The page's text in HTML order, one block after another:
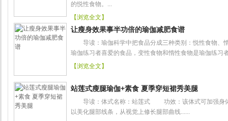
的悦性食物。...
【浏览全文】
让瘦身效果事半功倍的瑜伽减肥食谱
导读：瑜伽科学中把食品分成三种类别：悦性食物、
瑜伽练习者喜爱的食品，变性食物和惰性食物是瑜伽练习
【浏览全文】
站莲式瘦腿瑜伽+素食 夏季穿短裙秀美腿
导读：体式名称：站莲式 功效：该体式可加强身体
以美化腿部线条，从视觉上修长腿部曲线......